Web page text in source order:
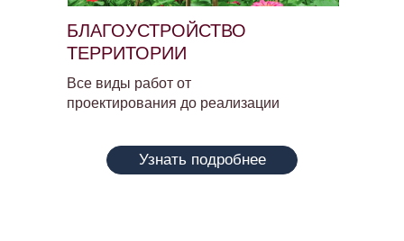
БЛАГОУСТРОЙСТВО
ТЕРРИТОРИИ
Все виды работ от
проектирования до реализации
Узнать подробнее